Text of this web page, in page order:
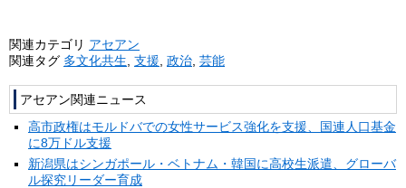
関連カテゴリ アセアン
関連タグ 多文化共生 支援 政治 芸能
アセアン関連ニュース
高市政権はモルドバでの女性サービス強化を支援、国連人口基金
に8万ドル支援
新潟県はシンガポール・ベトナム・韓国に高校生派遣、グローバ
ル探究リーダー育成